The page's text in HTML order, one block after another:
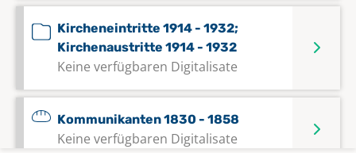
Kircheneintritte 1914 - 1932;
Kirchenaustritte 1914 - 1932
Keine verfügbaren Digitalisate
Kommunikanten 1830 - 1858
Keine verfügbaren Digitalisate